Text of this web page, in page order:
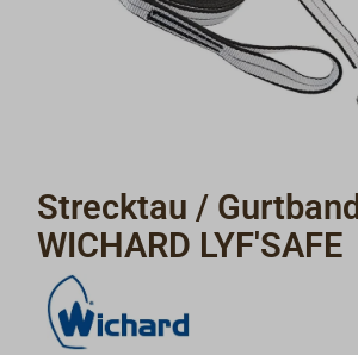
Strecktau / Gurtband
WICHARD LYF'SAFE